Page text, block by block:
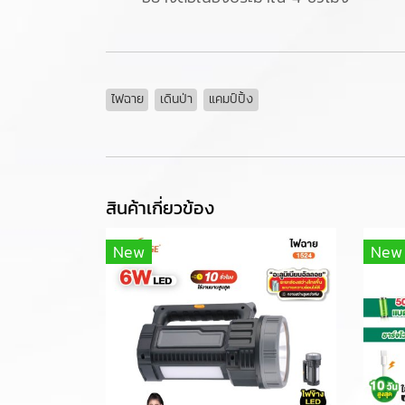
ไฟฉาย เดินป่า แคมป์ปิ้ง
สินค้าเกี่ยวข้อง
New New